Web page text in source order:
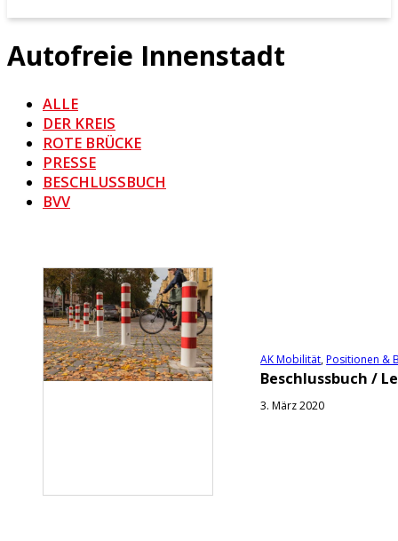
Autofreie Innenstadt
ALLE
DER KREIS
ROTE BRÜCKE
PRESSE
BESCHLUSSBUCH
BVV
AK Mobilität,Positionen &
Beschlussbuch /
3. März 2020